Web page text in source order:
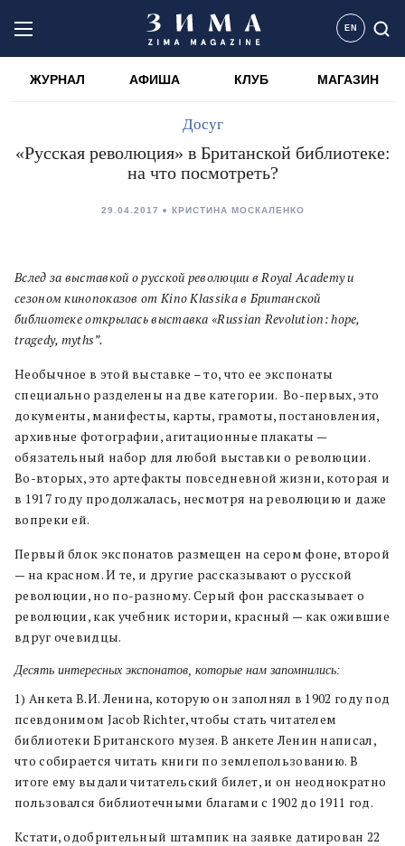
EN
ЖУРНАЛ АФИША КЛУБ МАГАЗИН
Досуг
«Русская революция» в Британской библиотеке:
на что посмотреть?
29.04.2017 КРИСТИНА МОСКАЛЕНКО
Вслед за выставкой о русской революции в Royal Academy и
сезоном кинопоказов от Kino Klassika в Британской
библиотеке открылась выставка «Russian Revolution: hope,
tragedy, myths”.
Необычное в этой выставке – то, что ее экспонаты
специально разделены на две категории. Во-первых, это
документы, манифесты, карты, грамоты, постановления,
архивные фотографии, агитационные плакаты —
обязательный набор для любой выставки о революции.
Во-вторых, это артефакты повседневной жизни, которая и
в 1917 году продолжалась, несмотря на революцию и даже
вопреки ей.
Первый блок экспонатов размещен на сером фоне, второй
— на красном. И те, и другие рассказывают о русской
революции, но по-разному. Серый фон рассказывает о
революции, как учебник истории, красный — как ожившие
вдруг очевидцы.
Десять интересных экспонатов, которые нам запомнились:
1) Анкета В.И. Ленина, которую он заполнял в 1902 году под
псевдонимом Jacob Richter, чтобы стать читателем
библиотеки Британского музея. В анкете Ленин написал,
что собирается читать книги по землепользованию. В
итоге ему выдали читательский билет, и он неоднократно
пользовался библиотечными благами с 1902 до 1911 год.
Кстати, одобрительный штампик на заявке датирован 22